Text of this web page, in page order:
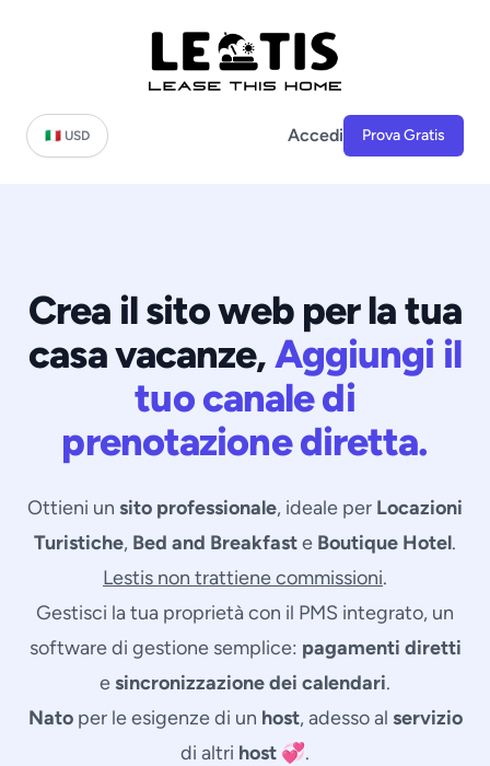
🇮🇹 USD Accedi Prova Gratis
Crea il sito web per la tua
casa vacanze,Aggiungi il
tuo canale di
prenotazione diretta.
Ottieni un sito professionale, ideale per Locazioni
Turistiche, Bed and Breakfaste Boutique Hotel.
Lestis non trattiene commissioni.
Gestisci la tua proprietà con il PMS integrato, un
software di gestionesemplice: pagamenti diretti
esincronizzazione dei calendari.
Natoper le esigenze di un host, adesso al servizio
di altri host 💞.